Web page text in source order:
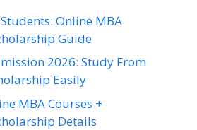
Online MBA
Guide
2026: Study From
Easily
MBA Courses +
Details